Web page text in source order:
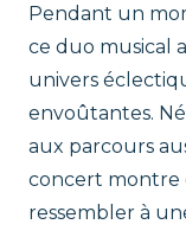
t
r
i
c
Pendant un
ce duo musical
univers
envoûtantes.
aux parcours
concert montre
ressembler à